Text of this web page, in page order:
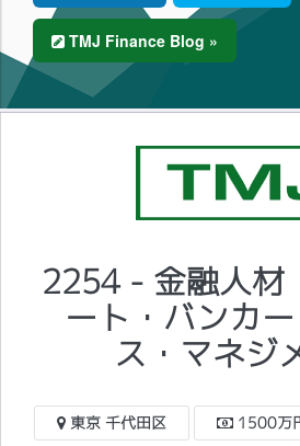
TMJ Finance Blog »
2254 - 金融人
ート・バンカ
ス・マネジ
東京 千代田区 1500万